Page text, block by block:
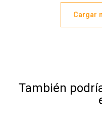
Cargar
También